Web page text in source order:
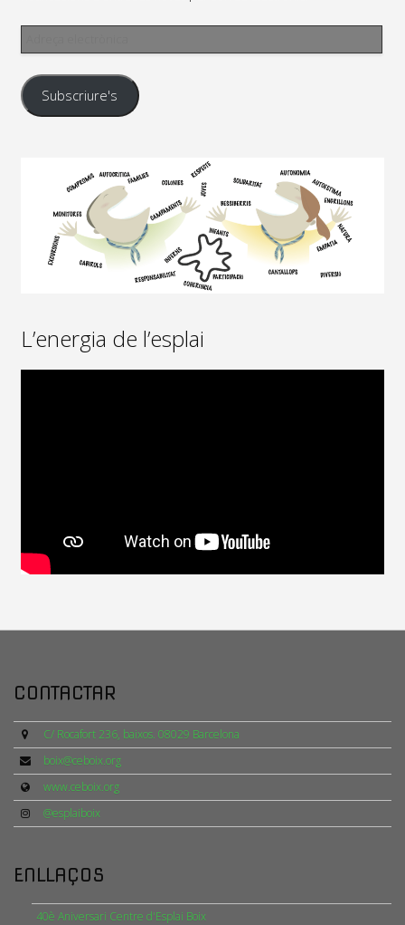
Adreça
Subscriure's
L’energia de l’esplai
CONTACTAR
C/ Rocafort 236, baixos. 08029 Barcelona
boix@ceboix.org
www.ceboix.org
@esplaiboix
ENLLAÇOS
40è Aniversari Centre d'Esplai Boix